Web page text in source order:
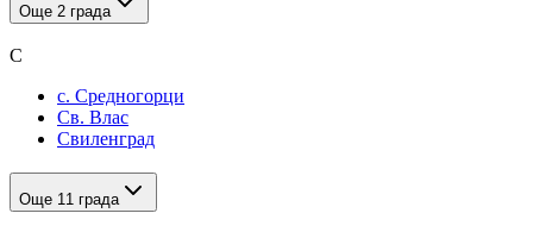
Още 2 града
С
с. Средногорци
Св. Влас
Свиленград
Още 11 града